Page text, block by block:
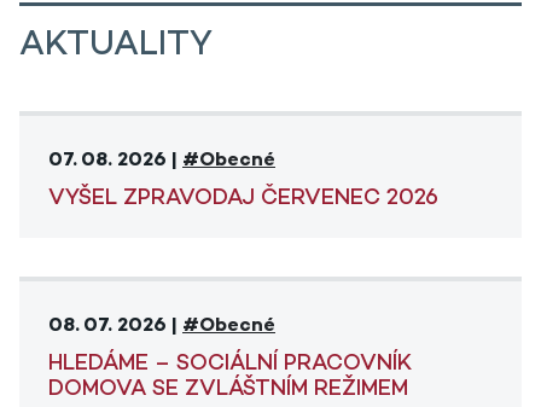
AKTUALITY
07. 08. 2026 | #Obecné
VYŠEL ZPRAVODAJ ČERVENEC 2026
08. 07. 2026 | #Obecné
HLEDÁME – SOCIÁLNÍ PRACOVNÍK
DOMOVA SE ZVLÁŠTNÍM REŽIMEM